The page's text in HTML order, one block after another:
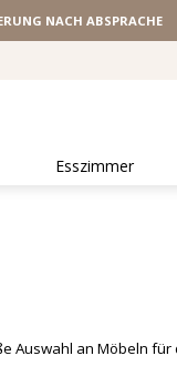
NACH ABSPRACHE
Esszimmer
Auswahl an Möbeln